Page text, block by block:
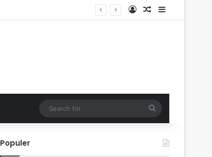
Log InRandom Article
Sidebar
for
Populer